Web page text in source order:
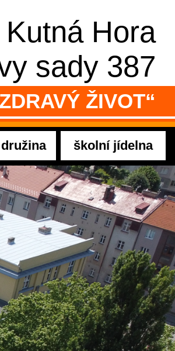
Hora
sady 387
ŽIVOT“
školní jídelna